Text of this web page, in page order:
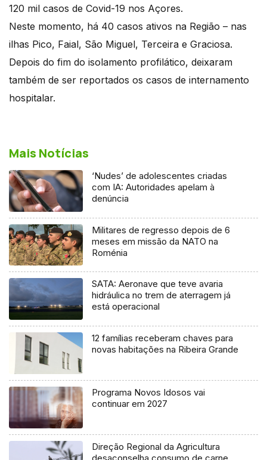
120 mil casos de Covid-19 nos Açores.
Neste momento, há 40 casos ativos na Região – nas
ilhas Pico, Faial, São Miguel, Terceira e Graciosa.
Depois do fim do isolamento profilático, deixaram
também de ser reportados os casos de internamento
hospitalar.
Mais Notícias
‘Nudes’ de adolescentes criadas
com IA: Autoridades apelam à
denúncia
Militares de regresso depois de 6
meses em missão da NATO na
Roménia
SATA: Aeronave que teve avaria
hidráulica no trem de aterragem já
está operacional
12 famílias receberam chaves para
novas habitações na Ribeira Grande
Programa Novos Idosos vai
continuar em 2027
Direção Regional da Agricultura